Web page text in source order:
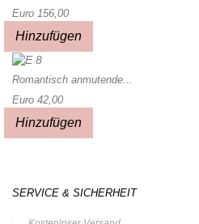
Euro 156,00
Hinzufügen
Romantisch anmutende...
Euro 42,00
Hinzufügen
SERVICE & SICHERHEIT